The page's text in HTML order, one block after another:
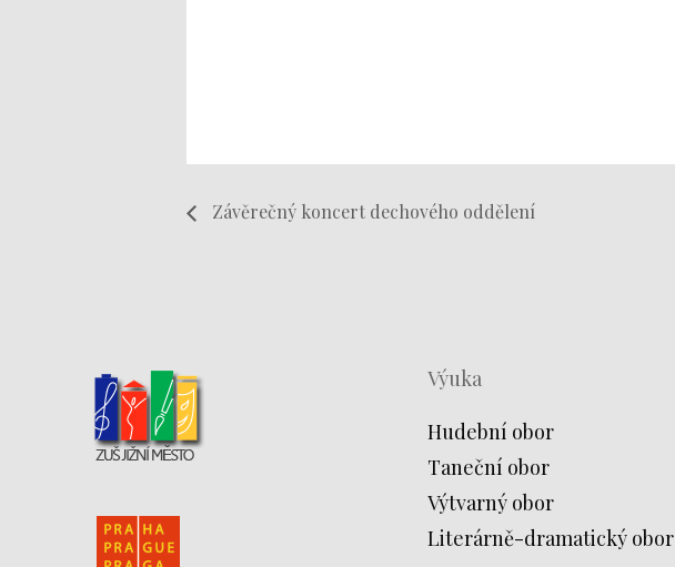
Závěrečný koncert dechového oddělení
Výuka
Hudební obor
Taneční obor
Výtvarný obor
Literárně-dramatický obor